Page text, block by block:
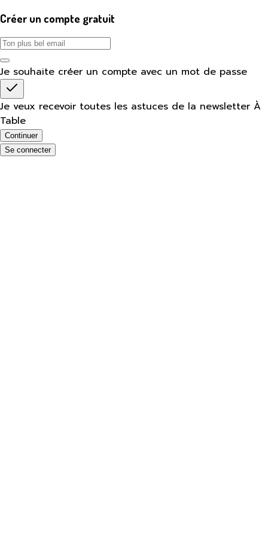
Créer un compte gratuit
Je souhaite créer un compte avec un mot de passe
Je veux recevoir toutes les astuces de la newsletter À
Table
Continuer
Se connecter